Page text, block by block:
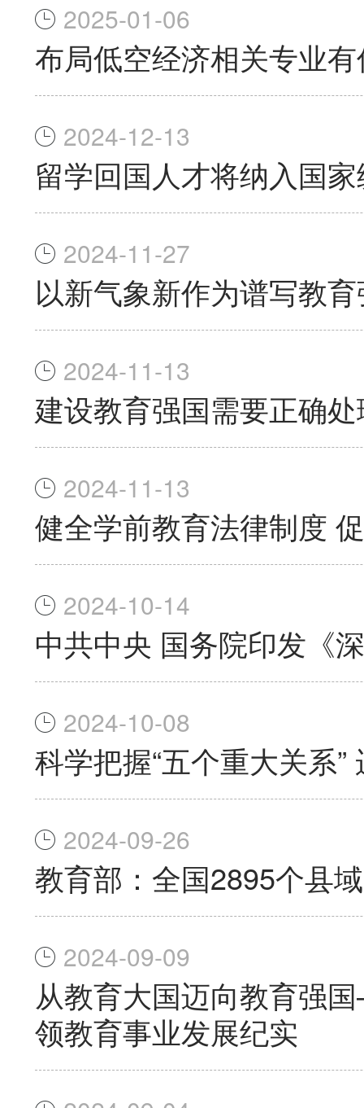
2025-01-06
布局低空经济相关专业
2024-12-13
留学回国人才将纳入国
2024-11-27
以新气象新作为谱写教
2024-11-13
建设教育强国需要正确
2024-11-13
健全学前教育法律制度
2024-10-14
中共中央 国务院印发《
2024-10-08
科学把握“五个重大关系
2024-09-26
教育部：全国2895个县
2024-09-09
从教育大国迈向教育强
领教育事业发展纪实